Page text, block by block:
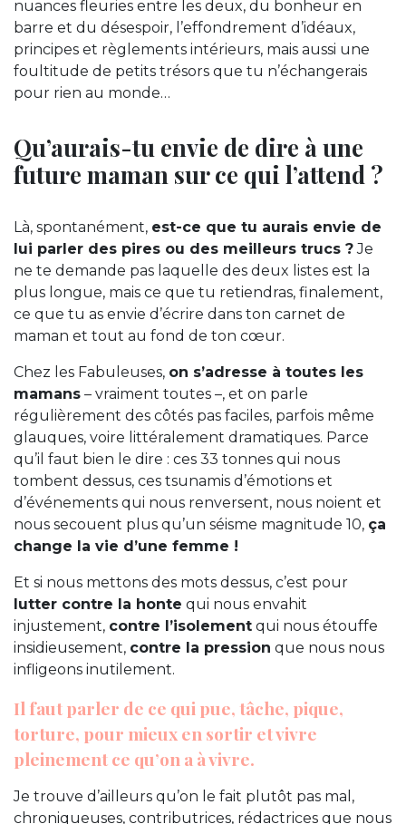
nuances fleuries entre les deux, du bonheur en
barre et du désespoir, l’effondrement d’idéaux,
principes et règlements intérieurs, mais aussi une
foultitude de petits trésors que tu n’échangerais
pour rien au monde…
Qu’aurais-tu envie de dire à une
future maman sur ce qui l’attend ?
Là, spontanément, est-ce que tu aurais envie de
lui parler des pires ou des meilleurs trucs ?Je
ne te demande pas laquelle des deux listes est la
plus longue, mais ce que tu retiendras, finalement,
ce que tu as envie d’écrire dans ton carnet de
maman et tout au fond de ton cœur.
Chez les Fabuleuses, on s’adresse à toutes les
mamans – vraiment toutes –, et on parle
régulièrement des côtés pas faciles, parfois même
glauques, voire littéralement dramatiques. Parce
qu’il faut bien le dire : ces 33 tonnes qui nous
tombent dessus, ces tsunamis d’émotions et
d’événements qui nous renversent, nous noient et
nous secouent plus qu’un séisme magnitude 10, ça
change la vie d’une femme !
Et si nous mettons des mots dessus, c’est pour
lutter contre la honte qui nous envahit
injustement, contre l’isolement qui nous étouffe
insidieusement, contre la pression que nous nous
infligeons inutilement.
Il faut parler de ce qui pue, tâche, pique,
torture, pour mieux en sortir et vivre
pleinement ce qu’on a à vivre.
Je trouve d’ailleurs qu’on le fait plutôt pas mal,
chroniqueuses, contributrices, rédactrices que nous